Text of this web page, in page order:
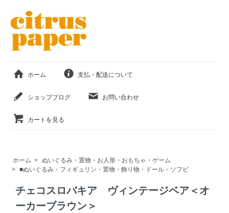
ホーム 支払・配送について
ショップブログ お問い合わせ
カートを見る
ホーム > ぬいぐるみ・置物・お人形・おもちゃ・ゲーム
> ■ぬいぐるみ・フィギュリン・置物・飾り物・ドール・ソフビ
チェコスロバキア ヴィンテージベア＜オ
ーカーブラウン＞